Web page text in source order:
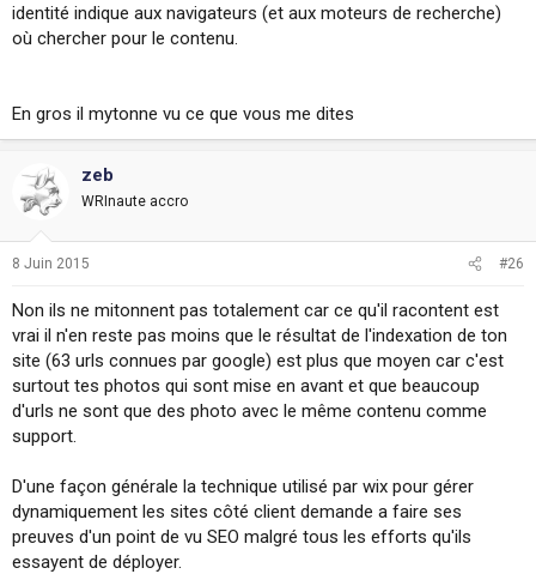
identité indique aux navigateurs (et aux moteurs de recherche)
où chercher pour le contenu.
En gros il mytonne vu ce que vous me dites
zeb
WRInaute accro
8 Juin 2015 #26
Non ils ne mitonnent pas totalement car ce qu'il racontent est
vrai il n'en reste pas moins que le résultat de l'indexation de ton
site (63 urls connues par google) est plus que moyen car c'est
surtout tes photos qui sont mise en avant et que beaucoup
d'urls ne sont que des photo avec le même contenu comme
support.
D'une façon générale la technique utilisé par wix pour gérer
dynamiquement les sites côté client demande a faire ses
preuves d'un point de vu SEO malgré tous les efforts qu'ils
essayent de déployer.